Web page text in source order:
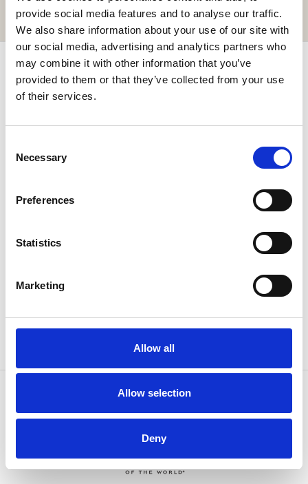
provide social media features and to analyse our traffic.
We also share information about your use of our site with
our social media, advertising and analytics partners who
may combine it with other information that you’ve
provided to them or that they’ve collected from your use
of their services.
Selection
Necessary
Preferences
Statistics
Marketing
Allow all
Allow selection
Deny
GIBT'S HIER
ABONNIEREN & BIS ZU 10 % SPAREN!
Newsletter abonnieren für exklusive Neuigkeiten und
gelesen und bin
damit einverstanden.